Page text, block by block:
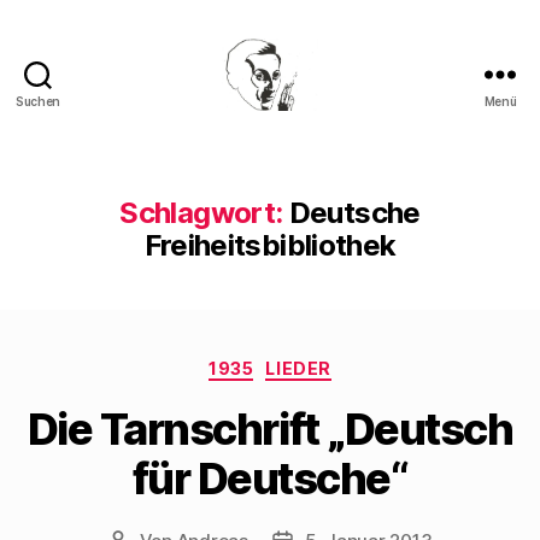
Suchen Menü
Schlagwort: Deutsche
Freiheitsbibliothek
Kategorien
1935 LIEDER
Die Tarnschrift „Deutsch
für Deutsche“